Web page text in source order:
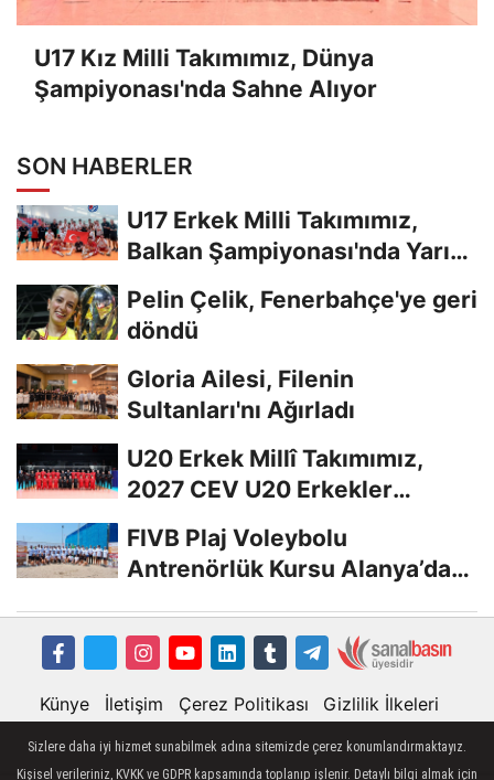
U17 Kız Milli Takımımız, Dünya
Şampiyonası'nda Sahne Alıyor
SON HABERLER
U17 Erkek Milli Takımımız,
Balkan Şampiyonası'nda Yarı
Pelin Çelik, Fenerbahçe'ye geri
döndü
Gloria Ailesi, Filenin
Sultanları'nı Ağırladı
U20 Erkek Millî Takımımız,
2027 CEV U20 Erkekler
FIVB Plaj Voleybolu
Antrenörlük Kursu Alanya’da
Künye İletişim Çerez Politikası Gizlilik İlkeleri
Sizlere daha iyi hizmet sunabilmek adına sitemizde çerez konumlandırmaktayız.
Kişisel verileriniz, KVKK ve GDPR kapsamında toplanıp işlenir. Detaylı bilgi almak için